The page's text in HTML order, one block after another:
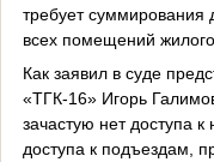
требует суммирования
всех помещений
Как заявил в суде
«ТГК-16» Игорь
зачастую нет доступа
доступа к подъездам,